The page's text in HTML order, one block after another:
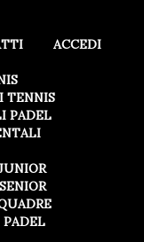
ACCEDI
TENNIS
PADEL